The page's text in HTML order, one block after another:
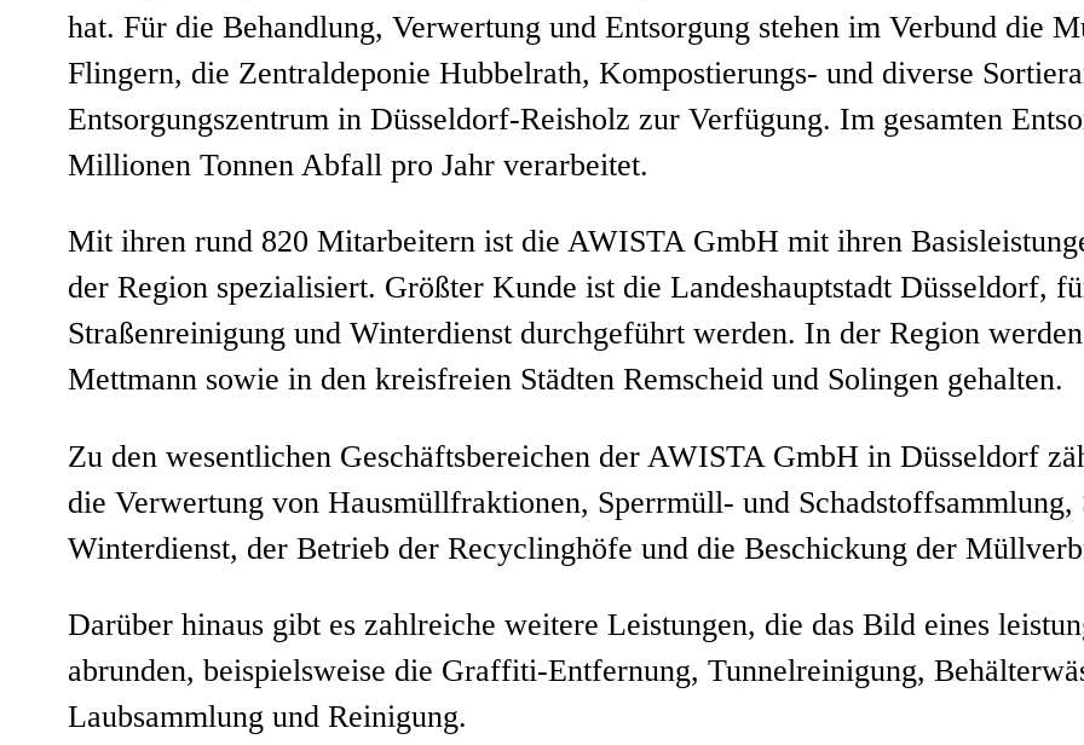
hat. Für die Behandlung, Verwertung und Entsorgung stehen im Verbund die
Flingern, die Zentraldeponie Hubbelrath, Kompostierungs- und diverse
Entsorgungszentrum in Düsseldorf-Reisholz zur Verfügung. Im gesamten
Millionen Tonnen Abfall pro Jahr verarbeitet.
Mit ihren rund 820 Mitarbeitern ist die AWISTA GmbH mit ihren
der Region spezialisiert. Größter Kunde ist die Landeshauptstadt Düsseldorf,
Straßenreinigung und Winterdienst durchgeführt werden. In der Region
Mettmann sowie in den kreisfreien Städten Remscheid und Solingen gehalten.
Zu den wesentlichen Geschäftsbereichen der AWISTA GmbH in Düsseldorf
die Verwertung von Hausmüllfraktionen, Sperrmüll- und
Winterdienst, der Betrieb der Recyclinghöfe und die Beschickung der
Darüber hinaus gibt es zahlreiche weitere Leistungen, die das Bild eines
abrunden, beispielsweise die Graffiti-Entfernung, Tunnelreinigung,
Laubsammlung und Reinigung.